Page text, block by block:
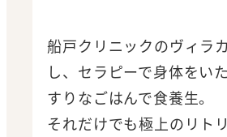
船戸クリニックのヴィラ
し、セラピーで身体をい
すりなごはんで食養生。
それだけでも極上のリト